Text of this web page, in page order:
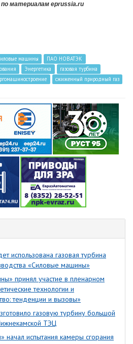
материалам eprussia.ru
машины
ПАО НОВАТЭК
Энергетика
газовая турбина
сжиженный природный газ
использована газовая турбина
«Силовые машины»
принял участие в пленарном
технологии и
тенденции и вызовы»
газовую турбину большой
ТЭЦ
испытания камеры сгорания